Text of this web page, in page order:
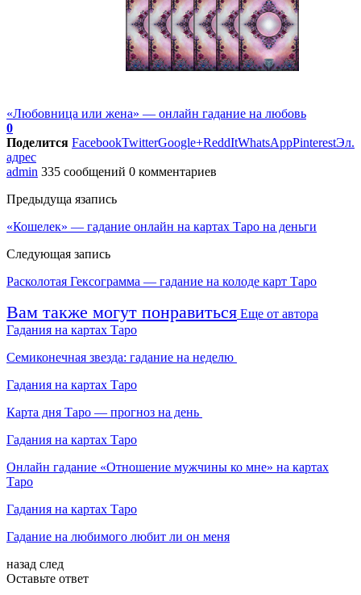
«Любовница или жена» — онлайн гадание на любовь
0
Поделится FacebookTwitterGoogle+ReddItWhatsAppPinterestЭл.
адрес
admin 335 сообщений 0 комментариев
Предыдуща язапись
«Кошелек» — гадание онлайн на картах Таро на деньги
Следующая запись
Расколотая Гексограмма — гадание на колоде карт Таро
Вам также могут понравиться Еще от автора
Гадания на картах Таро
Семиконечная звезда: гадание на неделю
Гадания на картах Таро
Карта дня Таро — прогноз на день
Гадания на картах Таро
Онлайн гадание «Отношение мужчины ко мне» на картах
Таро
Гадания на картах Таро
Гадание на любимого любит ли он меня
назад след
Оставьте ответ